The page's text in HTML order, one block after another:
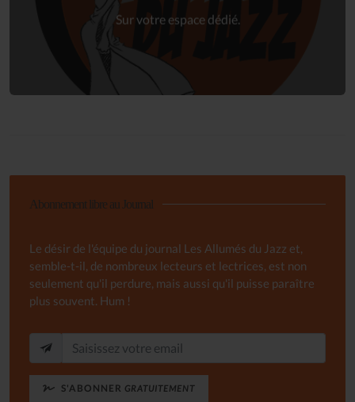
Sur votre espace dédié.
Abonnement libre au Journal
Le désir de l'équipe du journal Les Allumés du Jazz et,
semble-t-il, de nombreux lecteurs et lectrices, est non
seulement qu'il perdure, mais aussi qu'il puisse paraître
plus souvent. Hum !
S'ABONNER GRATUITEMENT